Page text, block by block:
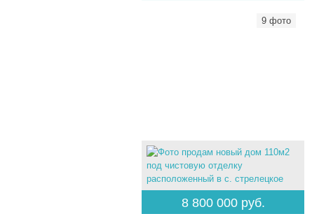
9 фото
8 800 000 руб.